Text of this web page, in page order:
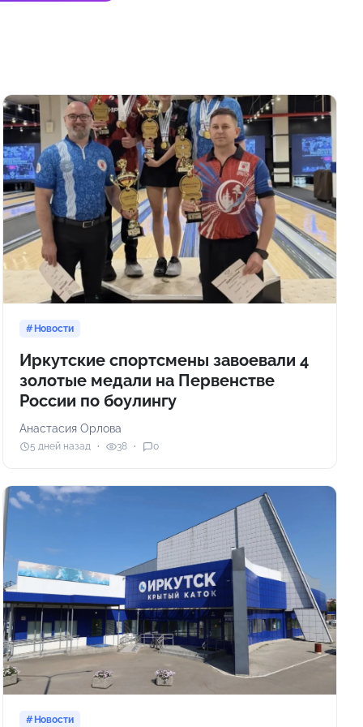
Новости
Иркутские спортсмены завоевали 4
золотые медали на Первенстве
России по боулингу
Анастасия Орлова
5 дней назад 38 0
Новости